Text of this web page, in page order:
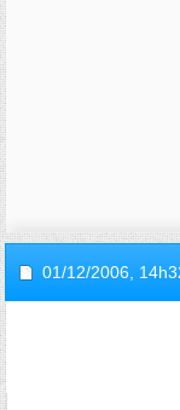
01/12/2006,